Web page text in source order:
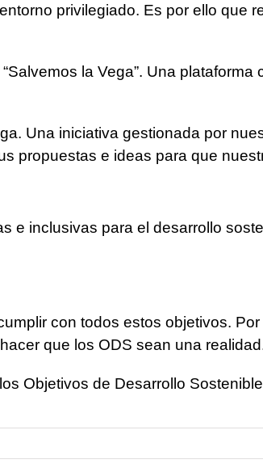
privilegiado. Es por ello que
la Vega”. Una
Una iniciativa gestionada por
propuestas e ideas para que
inclusivas para el desarrollo
con todos estos objetivos.
que los ODS sean una
Objetivos de Desarrollo